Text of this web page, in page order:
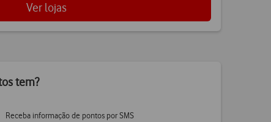
Ver lojas
tem?
Receba informação de pontos por SMS